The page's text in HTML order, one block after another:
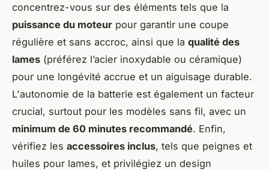
concentrez-vous sur des éléments tels que la
puissance du moteur pour garantir une coupe
régulière et sans accroc, ainsi que la qualité des
lames (préférez l’acier inoxydable ou céramique)
pour une longévité accrue et un aiguisage durable.
L'autonomie de la batterie est également un facteur
crucial, surtout pour les modèles sans fil, avec un
minimum de 60 minutes recommandé. Enfin,
vérifiez les accessoires inclus, tels que peignes et
huiles pour lames, et privilégiez un design